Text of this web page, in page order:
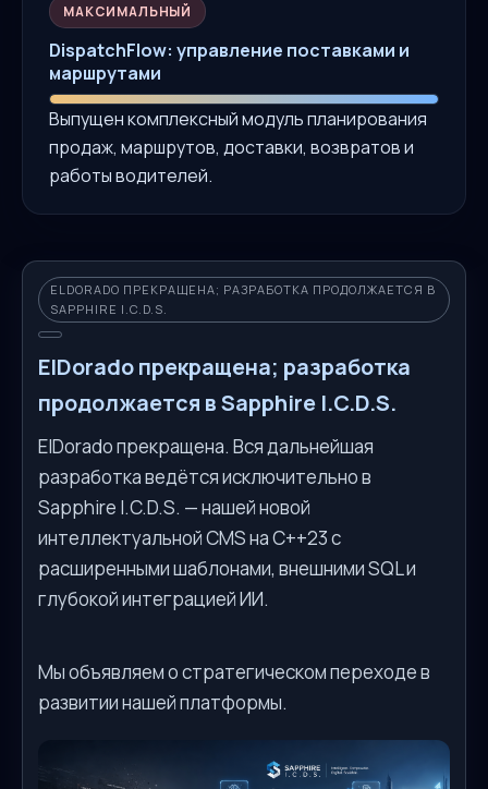
МАКСИМАЛЬНЫЙ
DispatchFlow: управление поставками и
маршрутами
Выпущен комплексный модуль планирования
продаж, маршрутов, доставки, возвратов и
работы водителей.
ELDORADO ПРЕКРАЩЕНА; РАЗРАБОТКА ПРОДОЛЖАЕТСЯ В
SAPPHIRE I.C.D.S.
ElDorado прекращена; разработка
продолжается в Sapphire I.C.D.S.
ElDorado прекращена. Вся дальнейшая
разработка ведётся исключительно в
Sapphire I.C.D.S. — нашей новой
интеллектуальной CMS на C++23 с
расширенными шаблонами, внешними SQL и
глубокой интеграцией ИИ.
Мы объявляем о стратегическом переходе в
развитии нашей платформы.